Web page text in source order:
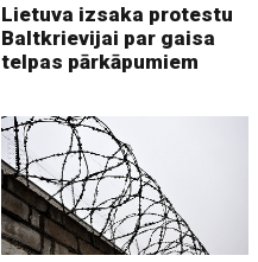
Lietuva izsaka protestu
Baltkrievijai par gaisa
telpas pārkāpumiem